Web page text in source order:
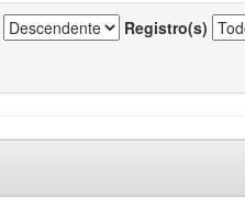
Registro(s)